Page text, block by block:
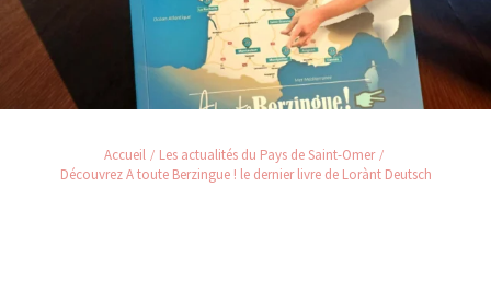
Accueil
Les actualités du Pays de Saint-Omer
Découvrez A toute Berzingue ! le dernier livre de Lorànt Deutsch